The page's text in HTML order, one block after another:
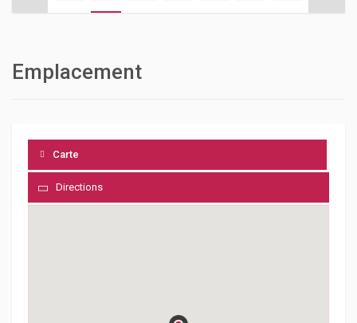
Emplacement
Carte
Directions